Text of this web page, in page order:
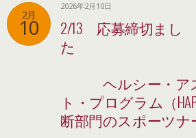
2月
10
2026年2月10日
2/13 応募締切まし
ヘルシー・ア
ト・プログラム（
断部門のスポーツナ